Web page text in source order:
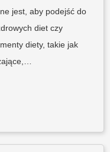
jest, aby podejść do
diet czy
diety, takie jak